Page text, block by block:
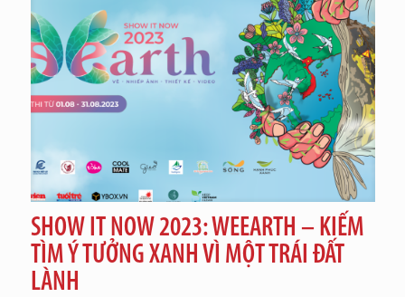
SHOW IT NOW 2023: WEEARTH – KIẾM
TÌM Ý TƯỞNG XANH VÌ MỘT TRÁI ĐẤT
LÀNH